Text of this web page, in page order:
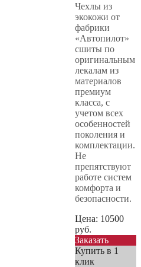
Чехлы из
экокожи от
фабрики
«Автопилот»
сшиты по
оригинальным
лекалам из
материалов
премиум
класса, с
учетом всех
особенностей
поколения и
комплектации.
Не
препятствуют
работе систем
комфорта и
безопасности.
Цена: 10500
руб.
Заказать
Купить в 1
клик